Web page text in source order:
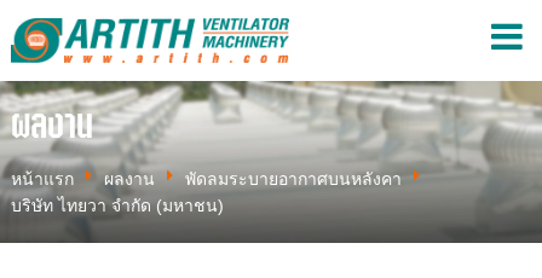
ผลงาน
หน้าแรก ผลงาน
พัดลมระบายอากาศบนหลังคา
บริษัท ไทยวา จำกัด (มหาชน)